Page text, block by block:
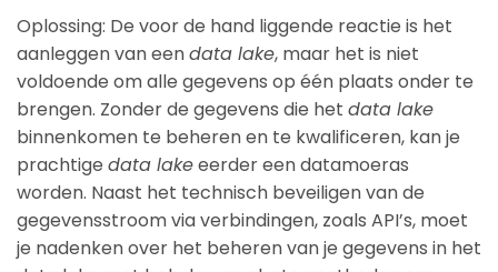
Oplossing: De voor de hand liggende reactie is het
aanleggen van eendata lake, maar het is niet
voldoende om alle gegevens op één plaats onder te
brengen. Zonder de gegevens die het data lake
binnenkomen te beheren en te kwalificeren, kan je
prachtige data lakeeerder een datamoeras
worden. Naast het technisch beveiligen van de
gegevensstroom via verbindingen, zoals API’s, moet
je nadenken over het beheren van je gegevens in het